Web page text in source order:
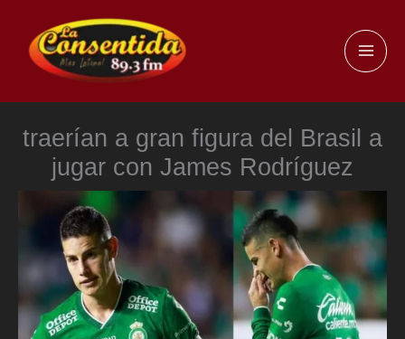
contenido
traerían a gran figura del Brasil a
jugar con James Rodríguez